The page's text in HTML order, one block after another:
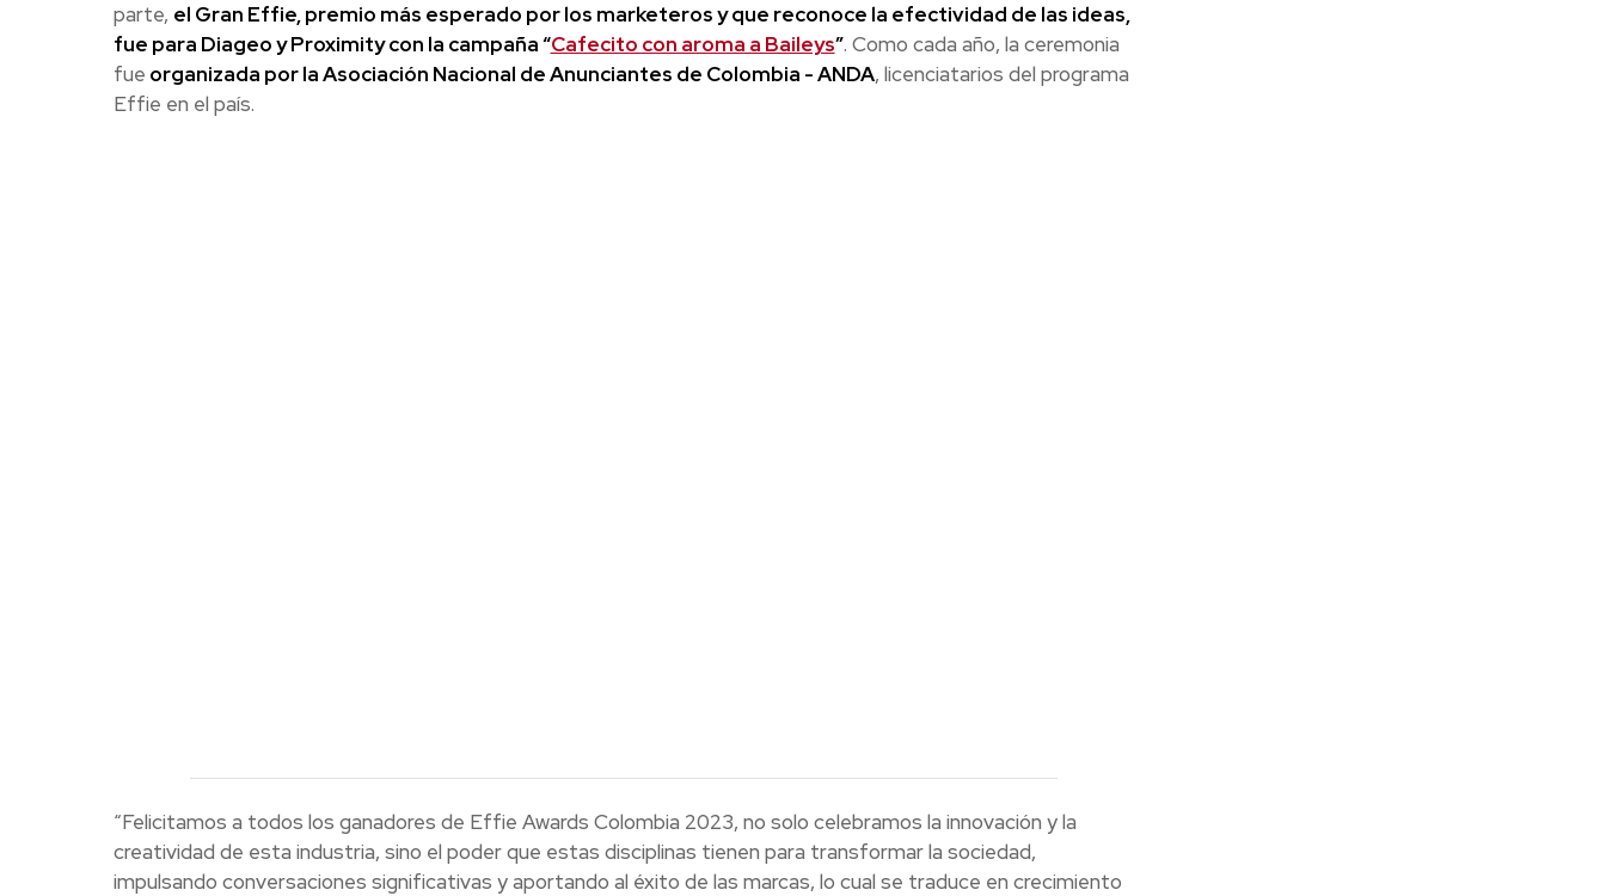
parte, el Gran Effie, premio más esperado por los marketeros y que reconoce la efectividad de las ideas,
fue para Diageo y Proximity con la campaña “Cafecito con aroma a Baileys”. Como cada año, la ceremonia
fue organizada por la Asociación Nacional de Anunciantes de Colombia - ANDA, licenciatarios del programa
Effie en el país.
“Felicitamos a todos los ganadores de Effie Awards Colombia 2023, no solo celebramos la innovación y la
creatividad de esta industria, sino el poder que estas disciplinas tienen para transformar la sociedad,
impulsando conversaciones significativas y aportando al éxito de las marcas, lo cual se traduce en crecimiento